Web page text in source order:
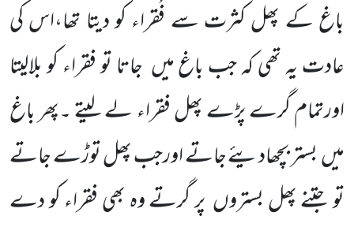
باغ کے پھل کثرت سے فُقراء کو دیتا تھا،اس کی
عادت یہ تھی کہ جب باغ میں جاتا تو فقراء کو بلالیتا
اورتمام گرے پڑے پھل فقراء لے لیتے ۔پھر باغ
میںبستر بچھادیئے جاتے اورجب پھل توڑے جاتے
تو جتنے پھل بستروں پر گرتے وہ بھی فقراء کو دے